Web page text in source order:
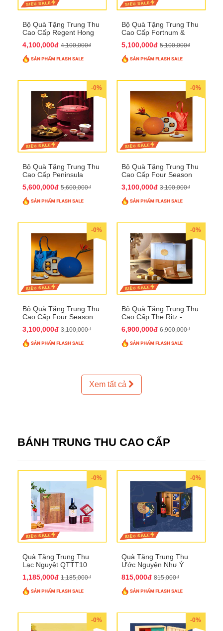
Bộ Quà Tặng Trung Thu
Cao Cấp Regent Hong
4,100,000đ 4,100,000₫
Bộ Quà Tặng Trung Thu
Cao Cấp Fortnum &
5,100,000đ 5,100,000₫
-0%
Bộ Quà Tặng Trung Thu
Cao Cấp Peninsula
5,600,000đ 5,600,000₫
-0%
Bộ Quà Tặng Trung Thu
Cao Cấp Four Season
3,100,000đ 3,100,000₫
-0%
Bộ Quà Tặng Trung Thu
Cao Cấp Four Season
3,100,000đ 3,100,000₫
-0%
Bộ Quà Tặng Trung Thu
Cao Cấp The Ritz -
6,900,000đ 6,900,000₫
Xem tất cả
BÁNH TRUNG THU CAO CẤP
-0%
Quà Tặng Trung Thu
Lạc Nguyệt QTTT10
1,185,000đ 1,185,000₫
-0%
Quà Tặng Trung Thu
Ước Nguyện Như Ý
815,000đ 815,000₫
-0% -0%